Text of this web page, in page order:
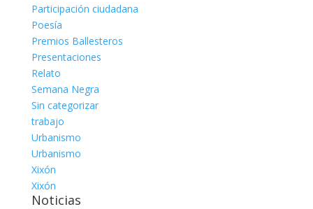
Participación ciudadana
Poesía
Premios Ballesteros
Presentaciones
Relato
Semana Negra
Sin categorizar
trabajo
Urbanismo
Urbanismo
Xixón
Xixón
Noticias